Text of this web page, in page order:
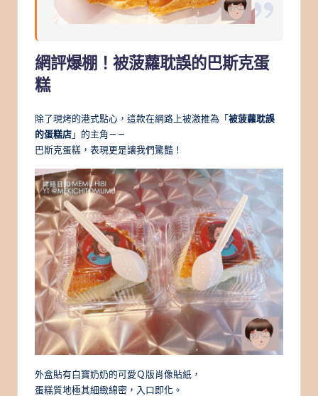
網評爆棚！被菠蘿耽誤的巴斯克蛋
糕
除了現烤的港式點心，這款在網路上被激推為「被菠蘿耽誤
的蛋糕店」的主角——
巴斯克蛋糕，表現更是讓我們驚豔！
外盒貼有白寶奶奶的可愛Ｑ版肖像貼紙，
蛋糕質地極其細緻綿密，入口即化。